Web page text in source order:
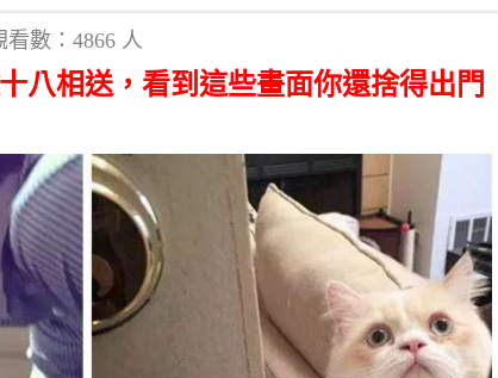
看數：4866 人
八相送，看到這些畫面你還捨得出門